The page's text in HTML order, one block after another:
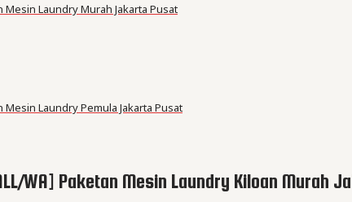
Mesin Laundry Murah Jakarta Pusat
Mesin Laundry Pemula Jakarta Pusat
WA] Paketan Mesin Laundry Kiloan Murah